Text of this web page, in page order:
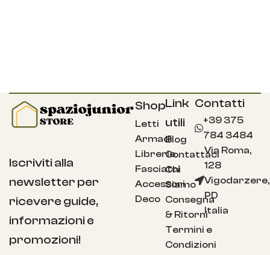
Iscriviti alla
newsletter per
ricevere guide,
informazioni e
promozioni!
Shop
Letti
Armadi
Librerie
Fasciatoi
Accessori
Deco
Link
utili
Blog
Contattaci
Chi
Siamo
Consegna
& Ritorni
Termini e
Condizioni
Contatti
+39 375
784 3484
Via Roma,
128
Vigodarzere,
PD
Italia